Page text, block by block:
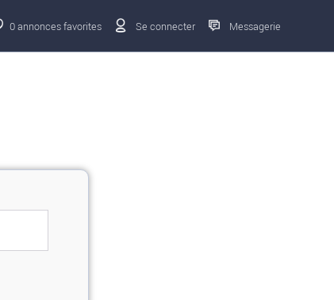
0annonces favorites Se connecter Messagerie